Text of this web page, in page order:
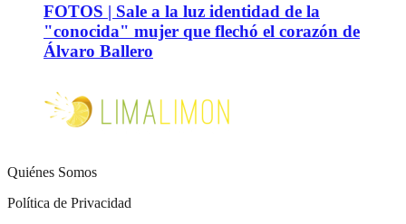
FOTOS | Sale a la luz identidad de la
"conocida" mujer que flechó el corazón de
Álvaro Ballero
Quiénes Somos
Política de Privacidad